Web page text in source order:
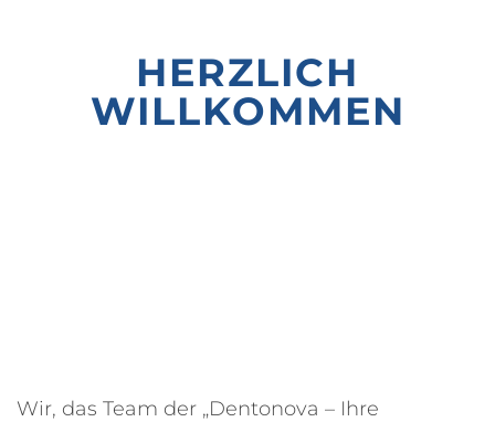
HERZLICH
WILLKOMMEN
Wir, das Team der „Dentonova – Ihre